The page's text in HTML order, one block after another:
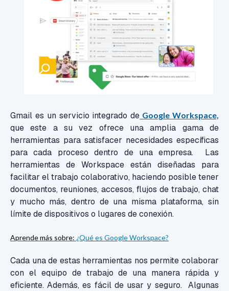
Gmail es un servicio integrado de Google Workspace,
que este a su vez ofrece una amplia gama de
herramientas para satisfacer necesidades específicas
para cada proceso dentro de una empresa. Las
herramientas de Workspace están diseñadas para
facilitar el trabajo colaborativo, haciendo posible tener
documentos, reuniones, accesos, flujos de trabajo, chat
y mucho más, dentro de una misma plataforma, sin
límite de dispositivos o lugares de conexión.
Aprende más sobre: ¿Qué es Google Workspace?
Cada una de estas herramientas nos permite colaborar
con el equipo de trabajo de una manera rápida y
eficiente. Además, es fácil de usar y seguro. Algunas